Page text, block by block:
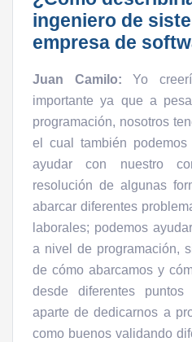
ingeniero de
empresa de
Juan Camilo: Yo
importante ya que a
programación, nosotros
el cual también
ayudar con nuestro
resolución de algunas
abarcar diferentes
laborales; podemos
a nivel de programación,
de cómo abarcamos y
desde diferentes
aparte de dedicarnos a
como buenos validando